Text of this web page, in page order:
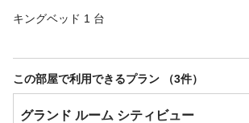
キングベッド 1 台
この部屋で利用できるプラン （3件）
グランド ルーム シティビュー